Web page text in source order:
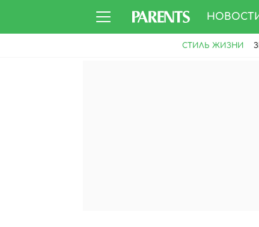
СТИЛЬ ЖИЗНИ